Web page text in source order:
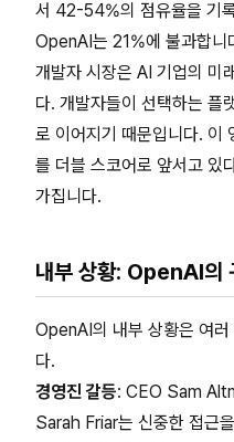
서 42-54%의 점유율을 기
OpenAI는 21%에 불과합니
개발자 시장은 AI 기업의 미
다. 개발자들이 선택하는 플
로 이어지기 때문입니다.
를 더블 스코어로 앞서고 있
가집니다.
내부 상황: OpenAI의
OpenAI의 내부 상황은 여러
다.
경영진 갈등: CEO Sam
Sarah Friar는 신중한 접근